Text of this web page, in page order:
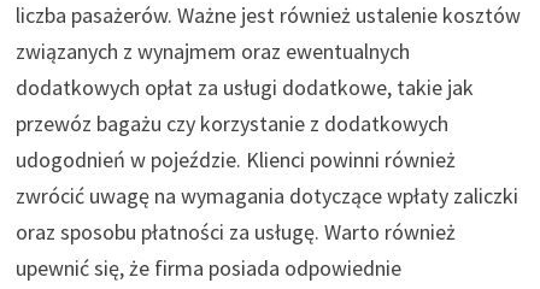
liczba pasażerów. Ważne jest również ustalenie kosztów
związanych z wynajmem oraz ewentualnych
dodatkowych opłat za usługi dodatkowe, takie jak
przewóz bagażu czy korzystanie z dodatkowych
udogodnień w pojeździe. Klienci powinni również
zwrócić uwagę na wymagania dotyczące wpłaty zaliczki
oraz sposobu płatności za usługę. Warto również
upewnić się, że firma posiada odpowiednie